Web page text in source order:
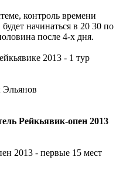
контроль времени
начинаться в 20 30 по
после 4-х дня.
Рейкьявик-опен 2013